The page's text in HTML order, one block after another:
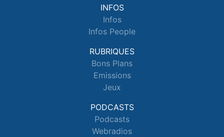
INFOS
Infos
Infos People
RUBRIQUES
Bons Plans
Emissions
Jeux
PODCASTS
Podcasts
Webradios